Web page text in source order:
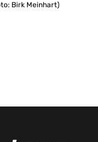
Birk Meinhart)